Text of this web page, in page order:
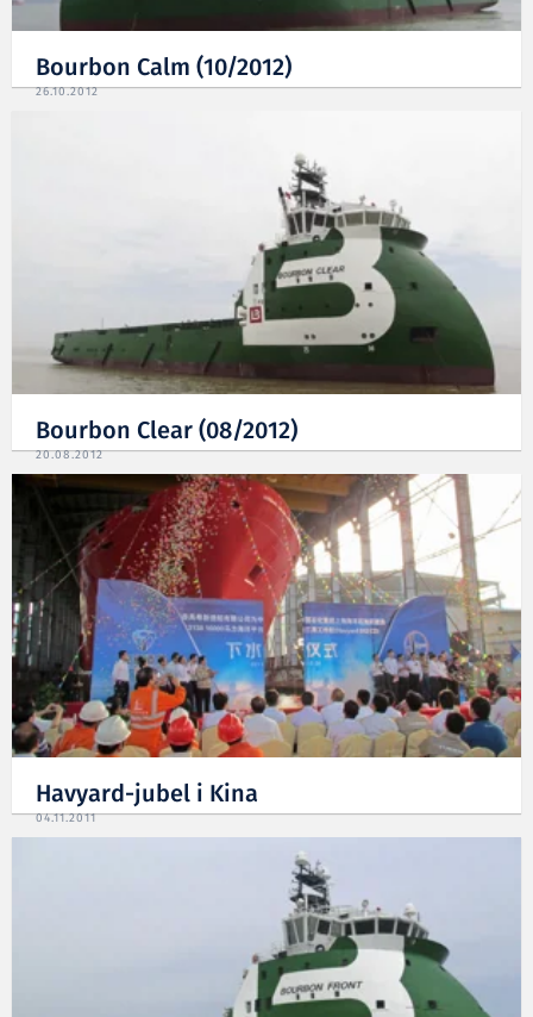
Bourbon Calm (10/2012)
26.10.2012
Bourbon Clear (08/2012)
20.08.2012
Havyard-jubel i Kina
04.11.2011